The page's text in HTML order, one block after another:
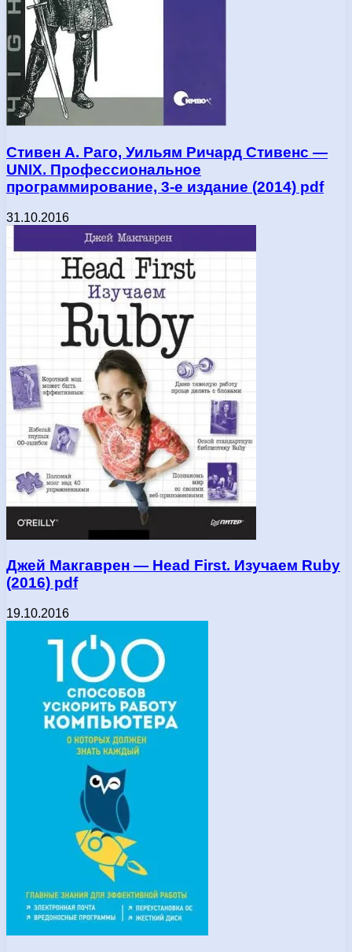
Стивен А. Раго, Уильям Ричард Стивенс —
UNIX. Профессиональное
программирование, 3-е издание (2014) pdf
31.10.2016
Джей Макгаврен — Hеаd Fіrst. Изучаем Ruby
(2016) pdf
19.10.2016